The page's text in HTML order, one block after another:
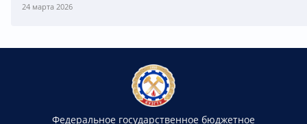
24 марта 2026
Федеральное государственное бюджетное